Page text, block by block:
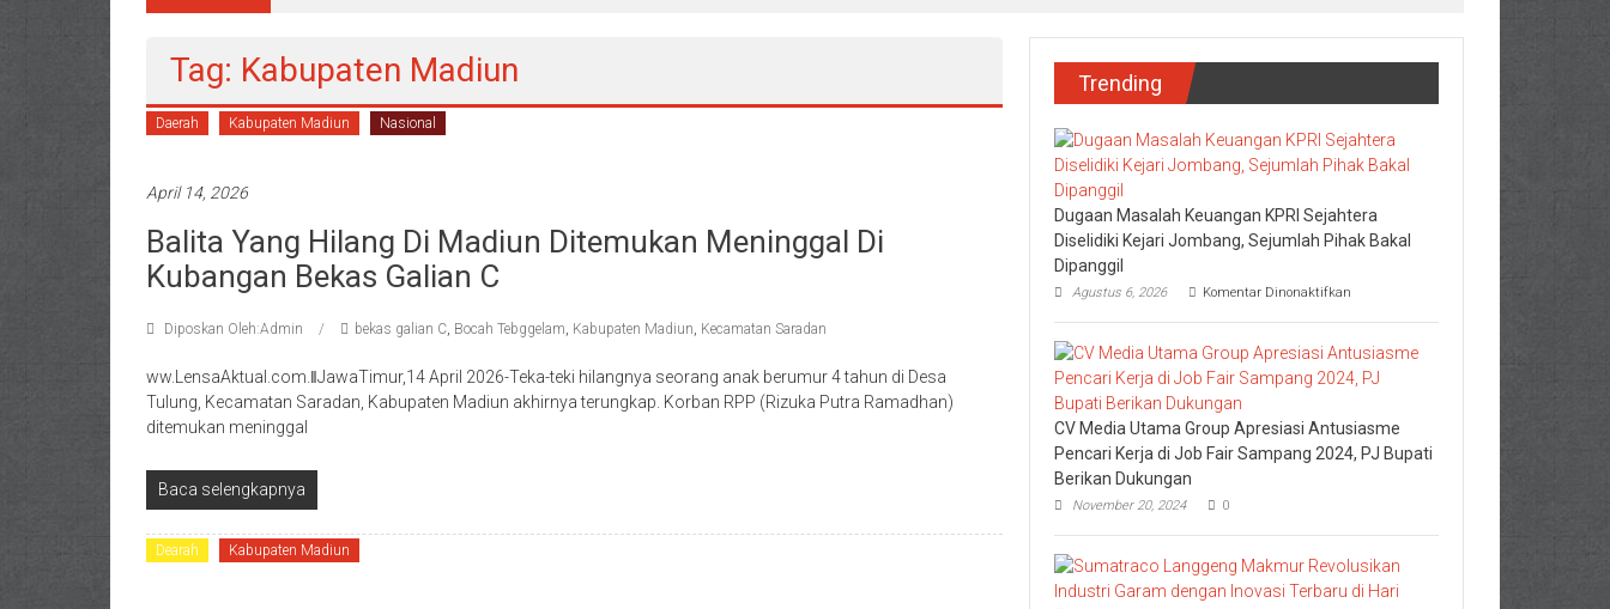
Tag: Kabupaten Madiun
Daerah Kabupaten Madiun Nasional
April 14, 2026
Balita Yang Hilang Di Madiun Ditemukan Meninggal Di
Kubangan Bekas Galian C
Diposkan Oleh:Admin bekas galian C, Bocah Tebggelam, Kabupaten Madiun, Kecamatan Saradan
ww.LensaAktual.com.ǁJawaTimur,14 April 2026-Teka-teki hilangnya seorang anak berumur 4 tahun di Desa
Tulung, Kecamatan Saradan, Kabupaten Madiun akhirnya terungkap. Korban RPP (Rizuka Putra Ramadhan)
ditemukan meninggal
Baca selengkapnya
Dearah Kabupaten Madiun
Trending
Dugaan Masalah Keuangan KPRI Sejahtera
Diselidiki Kejari Jombang, Sejumlah Pihak Bakal
Dipanggil
Agustus 6, 2026 Komentar Dinonaktifkan
Masalah
Keuangan
KPRI
Sejahtera
Kejari
Sejumlah
CV Media Utama Group Apresiasi Antusiasme
Pencari Kerja di Job Fair Sampang 2024, PJ Bupati
Berikan Dukungan
November 20, 2024 0